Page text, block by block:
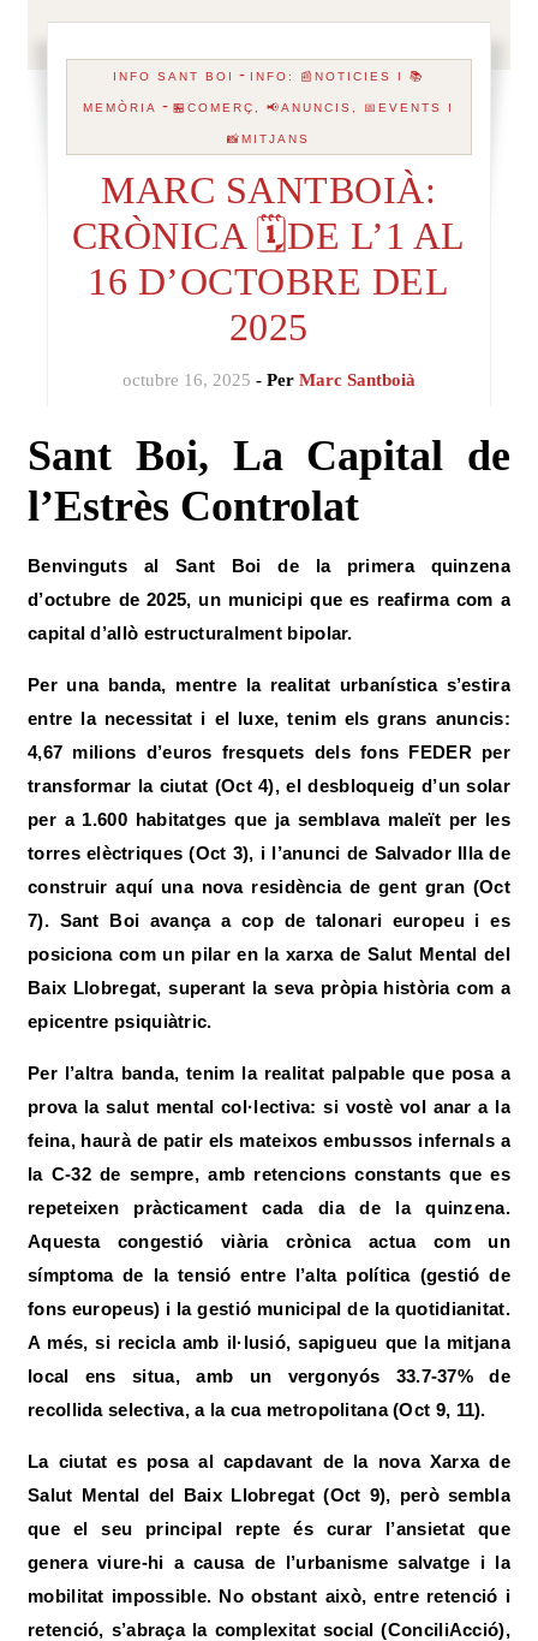
INFO SANT BOI - INFO: 📰NOTICIES I 📚
MEMÒRIA -🏪COMERÇ, 📢ANUNCIS, 📅EVENTS I
📸MITJANS
MARC SANTBOIÀ:
CRÒNICA 🗓️DE L’1 AL
16 D’OCTOBRE DEL
2025
octubre 16, 2025 - Per Marc Santboià
Sant Boi, La Capital de
l’Estrès Controlat
Benvinguts al Sant Boi de la primera quinzena
d’octubre de 2025, un municipi que es reafirma com a
capital d’allò estructuralment bipolar.
Per una banda, mentre la realitat urbanística s’estira
entre la necessitat i el luxe, tenim els grans anuncis:
4,67 milions d’euros fresquets dels fons FEDER per
transformar la ciutat (Oct 4), el desbloqueig d’un solar
per a 1.600 habitatges que ja semblava maleït per les
torres elèctriques (Oct 3), i l’anunci de Salvador Illa de
construir aquí una nova residència de gent gran (Oct
7). Sant Boi avança a cop de talonari europeu i es
posiciona com un pilar en la xarxa de Salut Mental del
Baix Llobregat, superant la seva pròpia història com a
epicentre psiquiàtric.
Per l’altra banda, tenim la realitat palpable que posa a
prova la salut mental col·lectiva: si vostè vol anar a la
feina, haurà de patir els mateixos embussos infernals a
la C-32 de sempre, amb retencions constants que es
repeteixen pràcticament cada dia de la quinzena.
Aquesta congestió viària crònica actua com un
símptoma de la tensió entre l’alta política (gestió de
fons europeus) i la gestió municipal de la quotidianitat.
A més, si recicla amb il·lusió, sapigueu que la mitjana
local ens situa, amb un vergonyós 33.7-37% de
recollida selectiva, a la cua metropolitana (Oct 9, 11).
La ciutat es posa al capdavant de la nova Xarxa de
Salut Mental del Baix Llobregat (Oct 9), però sembla
que el seu principal repte és curar l’ansietat que
genera viure-hi a causa de l’urbanisme salvatge i la
mobilitat impossible. No obstant això, entre retenció i
retenció, s’abraça la complexitat social (ConciliAcció),